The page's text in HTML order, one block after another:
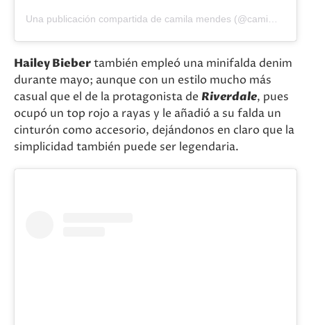
Una publicación compartida de camila mendes (@camimendes)
Hailey Biebertambién empleó una minifalda denim
durante mayo; aunque con un estilo mucho más
casual que el de la protagonista de Riverdale, pues
ocupó un top rojo a rayas y le añadió a su falda un
cinturón como accesorio, dejándonos en claro que la
simplicidad también puede ser legendaria.